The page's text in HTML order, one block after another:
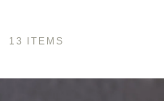
13 ITEMS